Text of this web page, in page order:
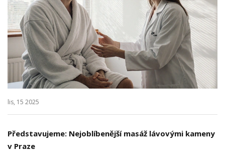
lis, 15 2025
Představujeme: Nejoblíbenější masáž lávovými kameny
v Praze